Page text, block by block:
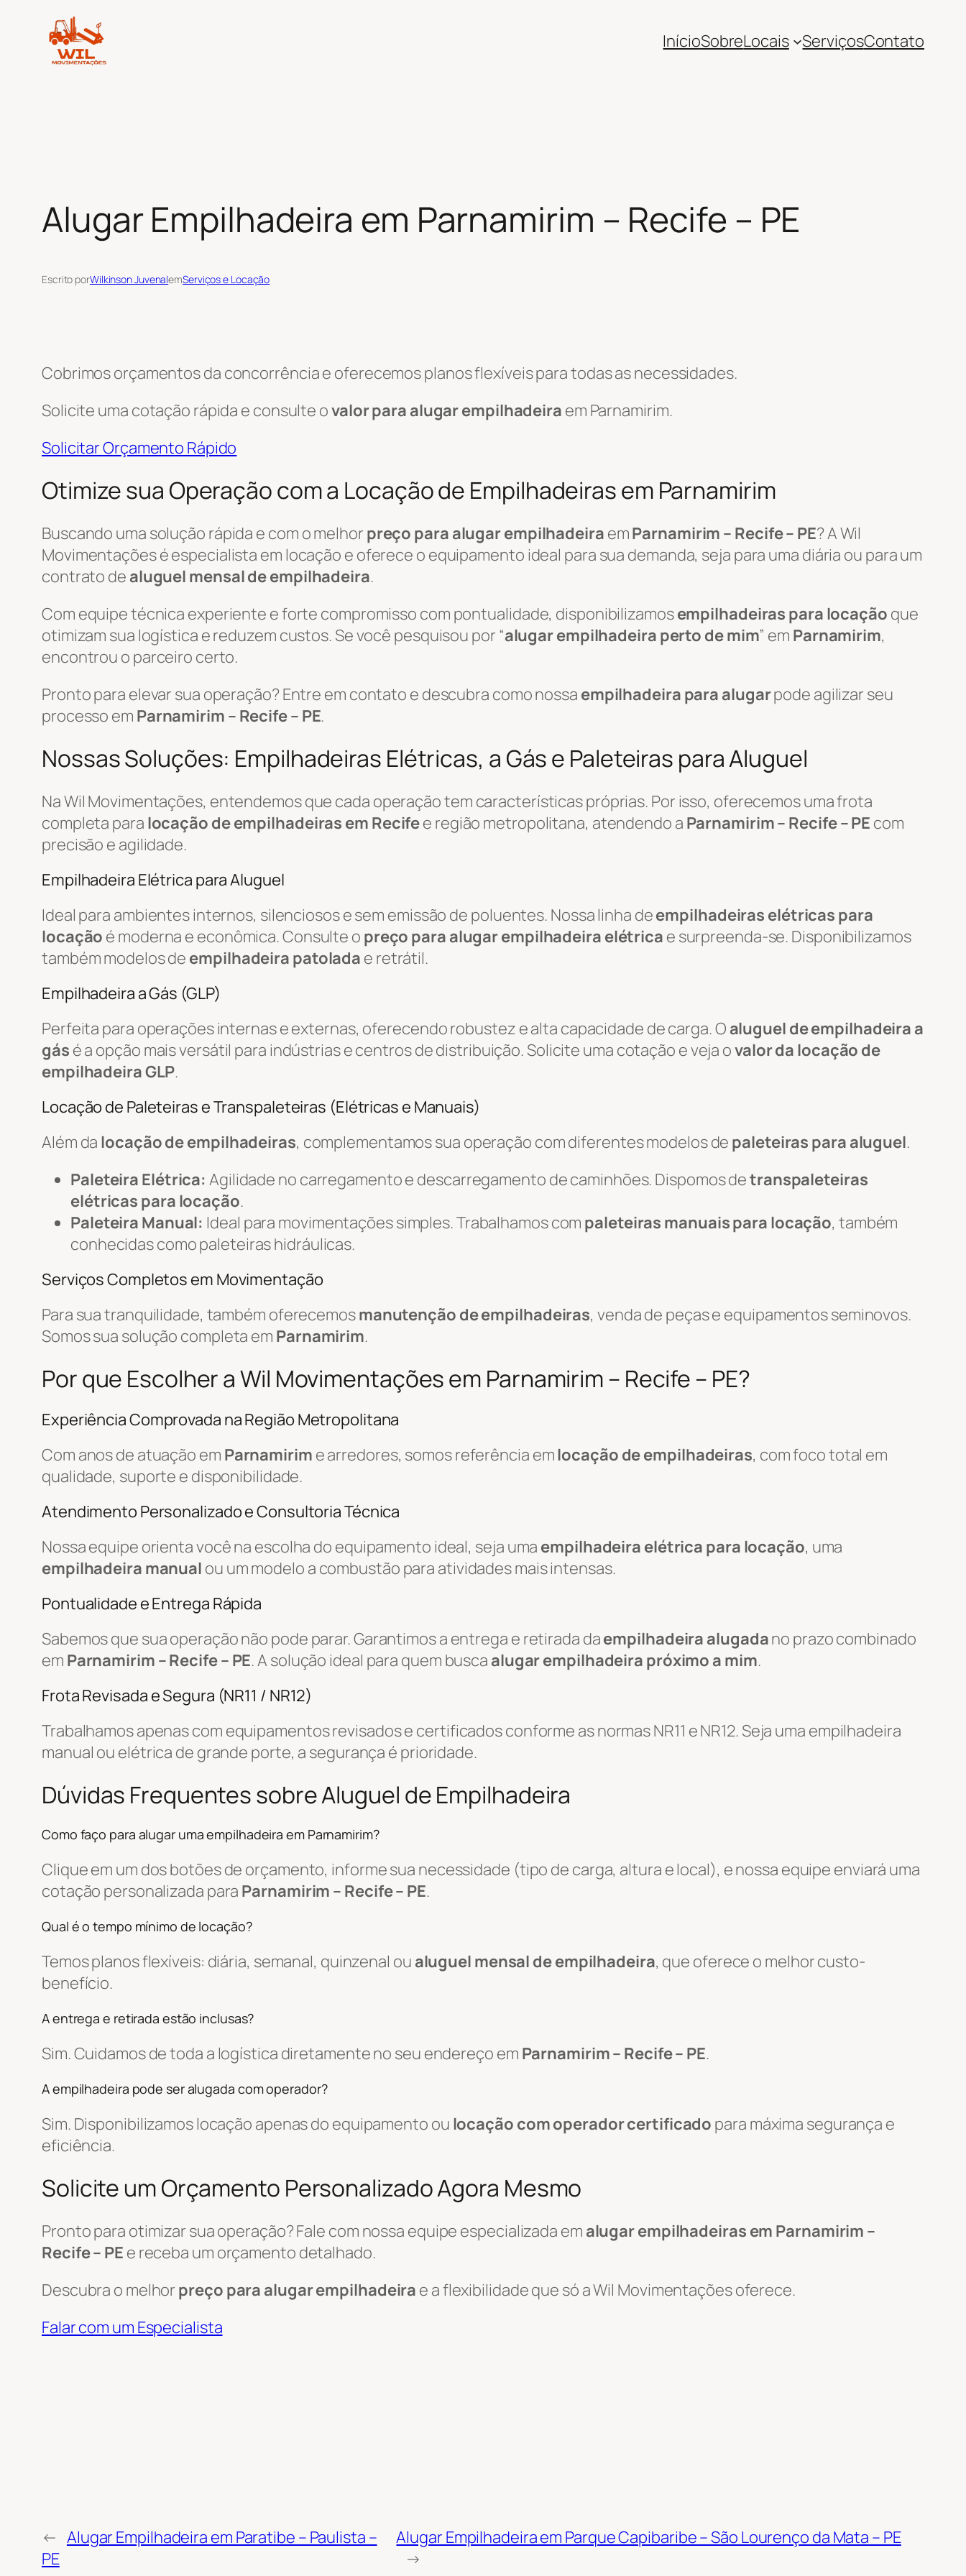
InícioSobreLocais ServiçosContato
Alugar Empilhadeira em Parnamirim – Recife – PE
Escrito porWilkinson JuvenalemServiços e Locação
Cobrimos orçamentos da concorrência e oferecemos planos flexíveis para todas as necessidades.
Solicite uma cotação rápida e consulte ovalor para alugar empilhadeira em Parnamirim.
Solicitar Orçamento Rápido
Otimize sua Operação com a Locação de Empilhadeiras em Parnamirim
Buscando uma solução rápida e com o melhor preço para alugar empilhadeira emParnamirim – Recife – PE? A Wil
Movimentações é especialista em locação e oferece o equipamento ideal para sua demanda, seja para uma diária ou para um
contrato de aluguel mensal de empilhadeira.
Com equipe técnica experiente e forte compromisso com pontualidade, disponibilizamosempilhadeiras para locação que
otimizam sua logística e reduzem custos. Se você pesquisou por “alugar empilhadeira perto de mim” em Parnamirim,
encontrou o parceiro certo.
Pronto para elevar sua operação? Entre em contato e descubra como nossa empilhadeira para alugarpode agilizar seu
processo em Parnamirim – Recife – PE.
Nossas Soluções: Empilhadeiras Elétricas, a Gás e Paleteiras para Aluguel
Na Wil Movimentações, entendemos que cada operação tem características próprias. Por isso, oferecemos uma frota
completa para locação de empilhadeiras em Recifee região metropolitana, atendendo a Parnamirim – Recife – PE com
precisão e agilidade.
Empilhadeira Elétrica para Aluguel
Ideal para ambientes internos, silenciosos e sem emissão de poluentes. Nossa linha deempilhadeiras elétricas para
locação é moderna e econômica. Consulte o preço para alugar empilhadeira elétrica e surpreenda-se. Disponibilizamos
também modelos de empilhadeira patolada e retrátil.
Empilhadeira a Gás (GLP)
Perfeita para operações internas e externas, oferecendo robustez e alta capacidade de carga. O aluguel de empilhadeira a
gás é a opção mais versátil para indústrias e centros de distribuição. Solicite uma cotação e veja ovalor da locação de
empilhadeira GLP.
Locação de Paleteiras e Transpaleteiras (Elétricas e Manuais)
Além da locação de empilhadeiras, complementamos sua operação com diferentes modelos de paleteiras para aluguel.
Paleteira Elétrica: Agilidade no carregamento e descarregamento de caminhões. Dispomos detranspaleteiras
elétricas para locação.
Paleteira Manual: Ideal para movimentações simples. Trabalhamos com paleteiras manuais para locação, também
conhecidas como paleteiras hidráulicas.
Serviços Completos em Movimentação
Para sua tranquilidade, também oferecemosmanutenção de empilhadeiras, venda de peças e equipamentos seminovos.
Somos sua solução completa em Parnamirim.
Por que Escolher a Wil Movimentações em Parnamirim – Recife – PE?
Experiência Comprovada na Região Metropolitana
Com anos de atuação em Parnamirim e arredores, somos referência emlocação de empilhadeiras, com foco total em
qualidade, suporte e disponibilidade.
Atendimento Personalizado e Consultoria Técnica
Nossa equipe orienta você na escolha do equipamento ideal, seja uma empilhadeira elétrica para locação, uma
empilhadeira manual ou um modelo a combustão para atividades mais intensas.
Pontualidade e Entrega Rápida
Sabemos que sua operação não pode parar. Garantimos a entrega e retirada daempilhadeira alugadano prazo combinado
em Parnamirim – Recife – PE. A solução ideal para quem busca alugar empilhadeira próximo a mim.
Frota Revisada e Segura (NR11 / NR12)
Trabalhamos apenas com equipamentos revisados e certificados conforme as normas NR11 e NR12. Seja uma empilhadeira
manual ou elétrica de grande porte, a segurança é prioridade.
Dúvidas Frequentes sobre Aluguel de Empilhadeira
Como faço para alugar uma empilhadeira em Parnamirim?
Clique em um dos botões de orçamento, informe sua necessidade (tipo de carga, altura e local), e nossa equipe enviará uma
cotação personalizada para Parnamirim – Recife – PE.
Qual é o tempo mínimo de locação?
Temos planos flexíveis: diária, semanal, quinzenal ou aluguel mensal de empilhadeira, que oferece o melhor custo-
benefício.
A entrega e retirada estão inclusas?
Sim. Cuidamos de toda a logística diretamente no seu endereço em Parnamirim – Recife – PE.
A empilhadeira pode ser alugada com operador?
Sim. Disponibilizamos locação apenas do equipamento ou locação com operador certificado para máxima segurança e
eficiência.
Solicite um Orçamento Personalizado Agora Mesmo
Pronto para otimizar sua operação? Fale com nossa equipe especializada em alugar empilhadeiras em Parnamirim –
Recife – PE e receba um orçamento detalhado.
Descubra o melhor preço para alugar empilhadeira e a flexibilidade que só a Wil Movimentações oferece.
Falar com um Especialista
← Alugar Empilhadeira em Paratibe – Paulista –
PE
Alugar Empilhadeira em Parque Capibaribe – São Lourenço da Mata – PE
→